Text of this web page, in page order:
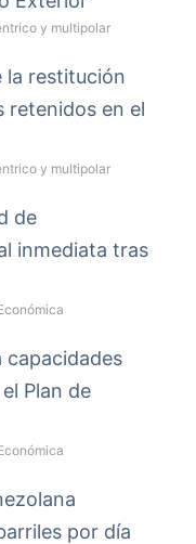
y multipolar
la restitución
retenidos en el
y multipolar
de
inmediata tras
capacidades
Plan de
por día